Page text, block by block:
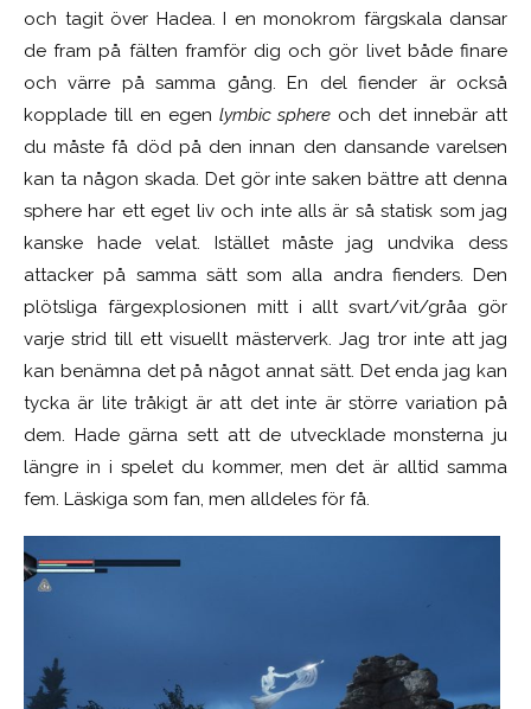
och tagit över Hadea. I en monokrom färgskala dansar
de fram på fälten framför dig och gör livet både finare
och värre på samma gång. En del fiender är också
kopplade till en egen lymbic sphere och det innebär att
du måste få död på den innan den dansande varelsen
kan ta någon skada. Det gör inte saken bättre att denna
sphere har ett eget liv och inte alls är så statisk som jag
kanske hade velat. Istället måste jag undvika dess
attacker på samma sätt som alla andra fienders. Den
plötsliga färgexplosionen mitt i allt svart/vit/gråa gör
varje strid till ett visuellt mästerverk. Jag tror inte att jag
kan benämna det på något annat sätt. Det enda jag kan
tycka är lite tråkigt är att det inte är större variation på
dem. Hade gärna sett att de utvecklade monsterna ju
längre in i spelet du kommer, men det är alltid samma
fem. Läskiga som fan, men alldeles för få.